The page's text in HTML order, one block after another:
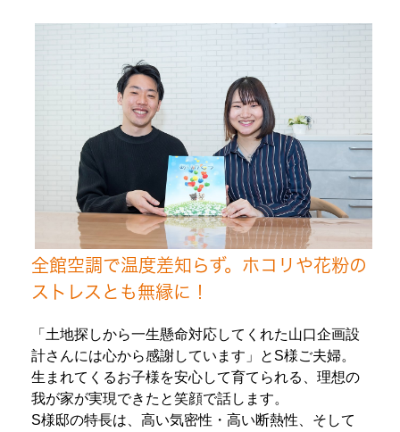
全館空調で温度差知らず。ホコリや花粉の
ストレスとも無縁に！
「土地探しから一生懸命対応してくれた山口企画設
計さんには心から感謝しています」とS様ご夫婦。
生まれてくるお子様を安心して育てられる、理想の
我が家が実現できたと笑顔で話します。
S様邸の特長は、高い気密性・高い断熱性、そして